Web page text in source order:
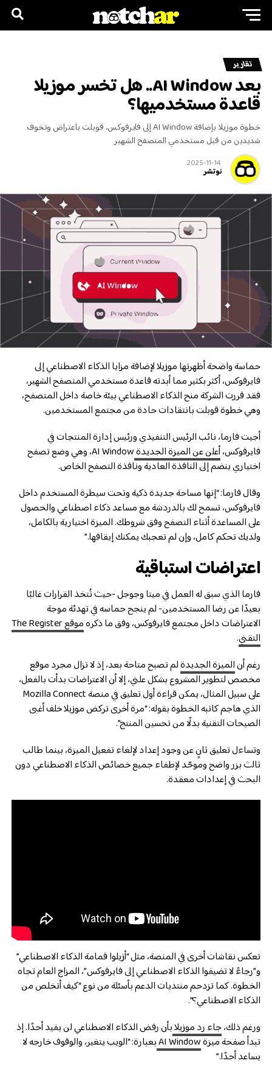
تقارير
بعد AI Window.. هل تخسر موزيلا
قاعدة مستخدميها؟
خطوة موزيلا بإضافة AI Window إلى فايرفوكس، قوبلت باعتراض وتخوف
شديدين من قبل مستخدمي المتصفح الشهير
2025-11-14
نوتشر
حماسة واضحة أظهرتها موزيلا لإضافة مزايا الذكاء الاصطناعي إلى
فايرفوكس، أكثر بكثير مما أبدته قاعدة مستخدمي المتصفح الشهير،
فقد قررت الشركة منح الذكاء الاصطناعي بيئة خاصة داخل المتصفح،
وهي خطوة قوبلت بانتقادات حادة من مجتمع المستخدمين.
أجيت فارما، نائب الرئيس التنفيذي ورئيس إدارة المنتجات في
فايرفوكس،أعلن عن الميزة الجديدة
AI Window، وهي وضع تصفح
اختياري ينضم إلى النافذة العادية ونافذة التصفح الخاص.
وقال فارما: “إنها مساحة جديدة ذكية وتحت سيطرة المستخدم داخل
فايرفوكس، تسمح لك بالدردشة مع مساعد ذكاء اصطناعي والحصول
على المساعدة أثناء التصفح وفق شروطك. الميزة اختيارية بالكامل،
ولديك تحكم كامل، وإن لم تعجبك يمكنك إيقافها.”
اعتراضات استباقية
فارما الذي سبق له العمل في ميتا وجوجل -حيث تُتخذ القرارات غالبًا
بعيدًا عن رضا المستخدمين- لم ينجح حماسه في تهدئة موجة
الاعتراضات داخل مجتمع فايرفوكس، وفق ما ذكره
موقع The Register
التقني.
رغم أنالميزة الجديدةلم تصبح متاحة بعد، إذ لا تزال مجرد موقع
مخصص لتطوير المشروع بشكل علني، إلا أن الاعتراضات بدأت بالفعل،
على سبيل المثال، يمكن قراءة أول تعليق في منصة Mozilla Connect
الذي هاجم كاتبه الخطوة بقوله: “مرة أخرى تركض موزيلا خلف أغبى
الصيحات التقنية بدلًا من تحسين المنتج”.
وتساءل تعليق ثانٍ عن وجود إعداد لإلغاء تفعيل الميزة، بينما طالب
ثالث بزر واضح وموحّد لإطفاء جميع خصائص الذكاء الاصطناعي دون
البحث في إعدادات معقدة.
تعكس نقاشات أخرى في المنصة، مثل “أزيلوا قمامة الذكاء الاصطناعي”
و”رجاءً لا تضيفوا الذكاء الاصطناعي إلى فايرفوكس”، المزاج العام تجاه
الخطوة. كما تزدحم منتديات الدعم بأسئلة من نوع “كيف أتخلص من
الذكاء الاصطناعي؟”.
ورغم ذلك،جاء رد موزيلابأن رفض الذكاء الاصطناعي لن يفيد أحدًا. إذ
تبدأ صفحة ميزةAI Windowبعبارة: “الويب يتغير، والوقوف خارجه لا
يساعد أحدًا.”